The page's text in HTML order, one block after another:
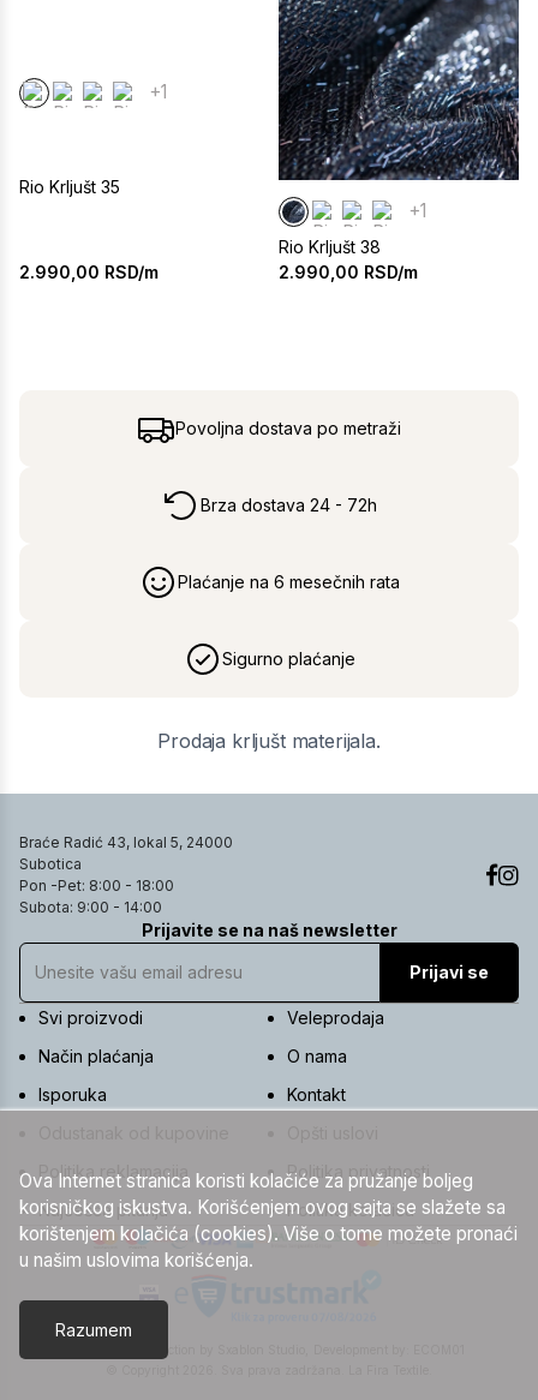
+1
Rio Krljušt 35
2.990,00 RSD/m
+1
Rio Krljušt 38
2.990,00 RSD/m
Povoljna dostava po metraži
Brza dostava 24 - 72h
Plaćanje na 6 mesečnih rata
Sigurno plaćanje
Prodaja krljušt materijala.
Braće Radić 43, lokal 5, 24000
Subotica
Pon -Pet: 8:00 - 18:00
Subota: 9:00 - 14:00
Prijavite se na naš newsletter
Prijavi se
Svi proizvodi
Veleprodaja
Način plaćanja
O nama
Isporuka
Kontakt
Politika reklamacija
Politika privatnosti
Najčešća pitanja
Politika kolačića
Ova Internet stranica koristi kolačiće za pružanje boljeg
korisničkog iskustva. Korišćenjem ovog sajta se slažete sa
korištenjem kolačića (cookies). Više o tome možete pronaći
u našim uslovima korišćenja.
Razumem